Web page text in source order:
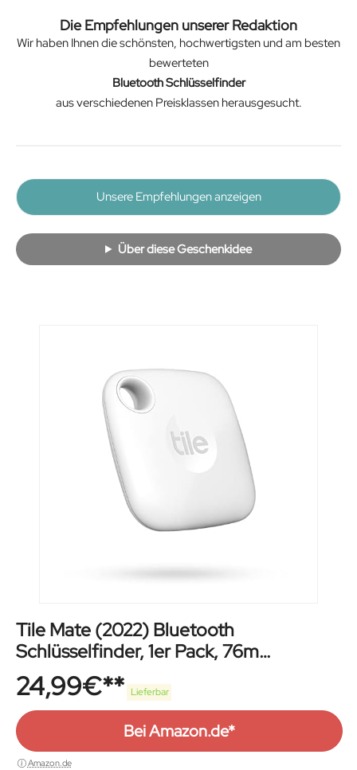
Die Empfehlungen unserer Redaktion
Wir haben Ihnen die schönsten, hochwertigsten und am besten
bewerteten
Bluetooth Schlüsselfinder
aus verschiedenen Preisklassen herausgesucht.
Unsere Empfehlungen anzeigen
Über diese Geschenkidee
Tile Mate (2022) Bluetooth
Schlüsselfinder, 1er Pack, 76m
Reichweite, inkl. Community
Suchfunktion, iOS und Android App,
kompatibel mit Alexa und Google
Home, weiß
24,99€ Lieferbar
Bei Amazon.de*
Amazon.de